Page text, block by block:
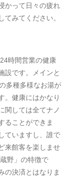
かって日々の疲れ
みてください。
時間営業の健康
設です。メインと
多種多様なお湯が
。健康にはかなり
関しては全てナノ
ることができま
ていますし、誰で
来館客を楽しませ
野」の特徴で
の決済とはなりま